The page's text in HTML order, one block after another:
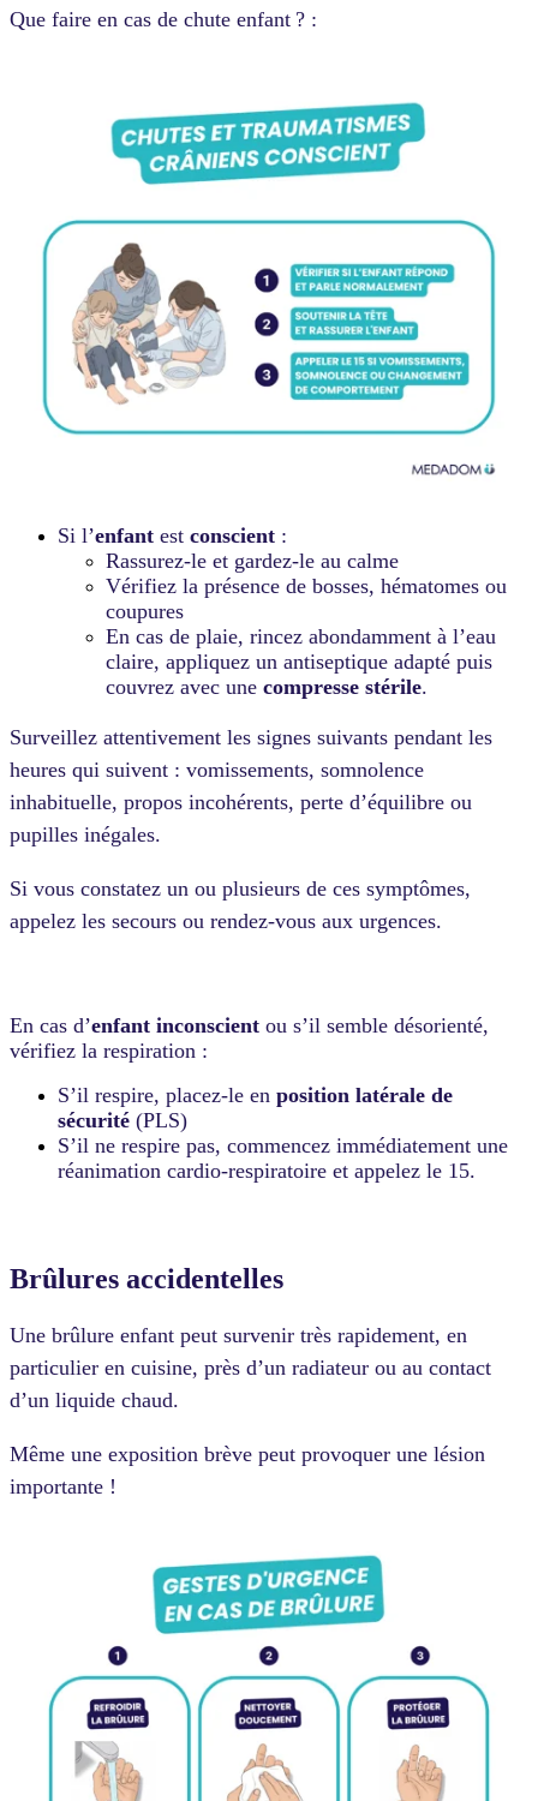
Que faire en cas de chute enfant ? :
Si l’enfant est conscient :
Rassurez-le et gardez-le au calme
Vérifiez la présence de bosses, hématomes ou
coupures
En cas de plaie, rincez abondamment à l’eau
claire, appliquez un antiseptique adapté puis
couvrez avec une compresse stérile.
Surveillez attentivement les signes suivants pendant les
heures qui suivent : vomissements, somnolence
inhabituelle, propos incohérents, perte d’équilibre ou
pupilles inégales.
Si vous constatez un ou plusieurs de ces symptômes,
appelez les secours ou rendez-vous aux urgences.
En cas d’enfant inconscient ou s’il semble désorienté,
vérifiez la respiration :
S’il respire, placez-le en position latérale de
sécurité (PLS)
S’il ne respire pas, commencez immédiatement une
réanimation cardio-respiratoire et appelez le 15.
Brûlures accidentelles
Une brûlure enfant peut survenir très rapidement, en
particulier en cuisine, près d’un radiateur ou au contact
d’un liquide chaud.
Même une exposition brève peut provoquer une lésion
importante !